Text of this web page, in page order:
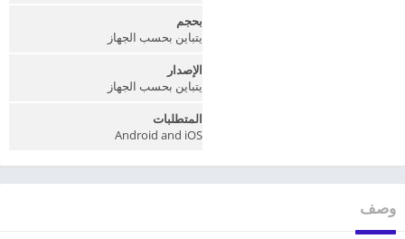
بحجم
يتباين بحسب الجهاز
الإصدار
يتباين بحسب الجهاز
المتطلبات
Android and iOS
وصف